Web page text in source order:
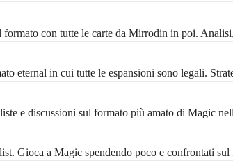
con tutte le carte da Mirrodin in poi.
eternal in cui tutte le espansioni sono legali.
e discussioni sul formato più amato di Magic
Gioca a Magic spendendo poco e confrontati